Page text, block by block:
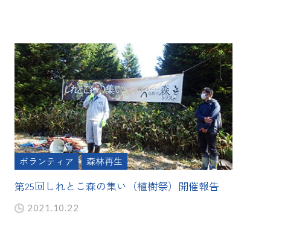
ボランティア 森林再生
第25回しれとこ森の集い（植樹祭）開催報告
2021.10.22